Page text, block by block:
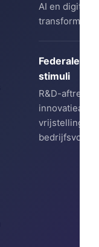
AI en digitale
transformatie
Federale
stimuli
R&D-aftrek,
vrijstelling